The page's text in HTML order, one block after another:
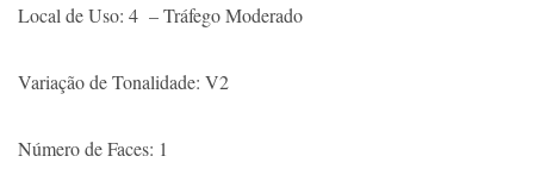
Local de Uso: 4 – Tráfego Moderado
Variação de Tonalidade: V2
Número de Faces: 1